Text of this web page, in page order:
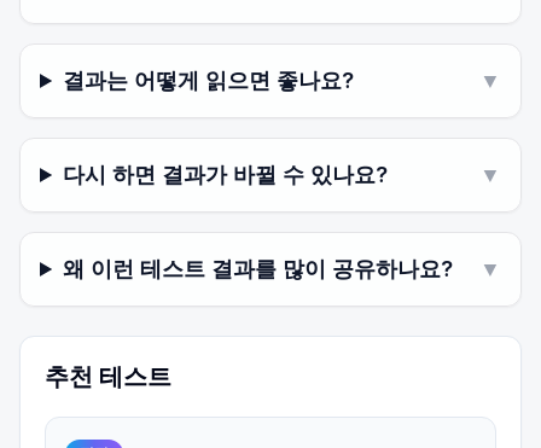
결과는 어떻게 읽으면 좋나요? ▼
다시 하면 결과가 바뀔 수 있나요? ▼
왜 이런 테스트 결과를 많이 공유하나요? ▼
추천 테스트